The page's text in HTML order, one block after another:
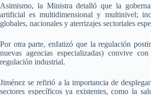
Asimismo, la Ministra detalló que la
artificial es multidimensional y multinivel;
globales, nacionales y aterrizajes sectoriales
Por otra parte, enfatizó que la regulación
nuevas agencias especializadas) convive
regulación industrial.
Jiménez se refirió a la importancia de
sectores específicos ya existentes, como la